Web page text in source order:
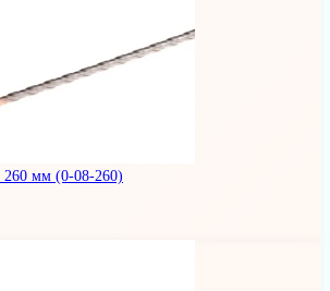
260 мм (0-08-260)